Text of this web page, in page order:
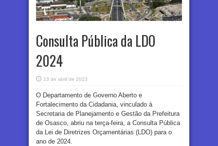
Consulta Pública da LDO
2024
13 de abril de 2023
O Departamento de Governo Aberto e
Fortalecimento da Cidadania, vinculado à
Secretaria de Planejamento e Gestão da Prefeitura
de Osasco, abriu na terça-feira, a Consulta Pública
da Lei de Diretrizes Orçamentárias (LDO) para o
ano de 2024.